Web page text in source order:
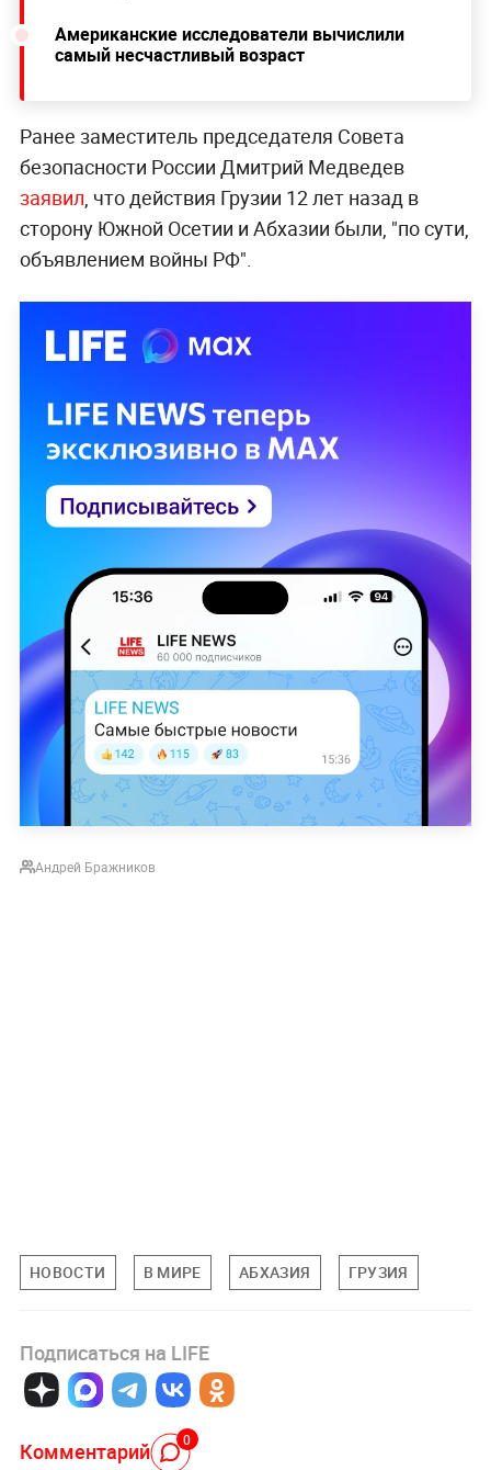
Американские исследователи вычислили
самый несчастливый возраст
Ранее заместитель председателя Совета
безопасности России Дмитрий Медведев
заявил , что действия Грузии 12 лет назад в
сторону Южной Осетии и Абхазии были, "по сути,
объявлением войны РФ".
Андрей Бражников
НОВОСТИ В МИРЕ АБХАЗИЯ ГРУЗИЯ
Подписаться на LIFE
Комментарий 0